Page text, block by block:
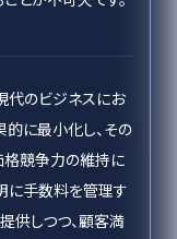
代のビジネスにお
に最小化し、その
格競争力の維持に
に手数料を管理す
供しつつ、顧客満